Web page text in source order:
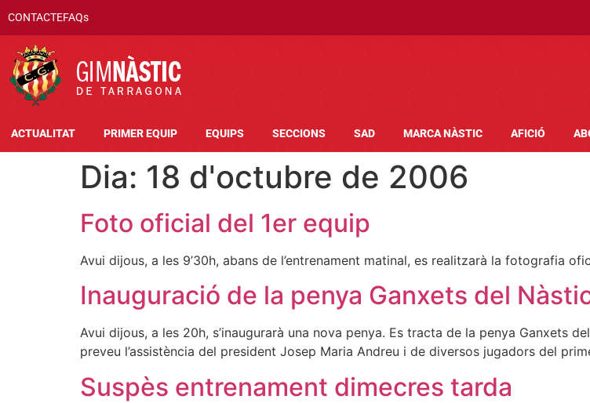
CONTACTEFAQs
ACTUALITAT PRIMER EQUIP EQUIPS SECCIONS SAD MARCA NÀSTIC AFICIÓ
Dia: 18 d'octubre de 2006
Foto oficial del 1er equip
Avui dijous, a les 9’30h, abans de l’entrenament matinal, es realitzarà la fotografia
Inauguració de la penya Ganxets del
Avui dijous, a les 20h, s’inaugurarà una nova penya. Es tracta de la penya Ganxets
preveu l’assistència del president Josep Maria Andreu i de diversos jugadors del
Suspès entrenament dimecres tarda